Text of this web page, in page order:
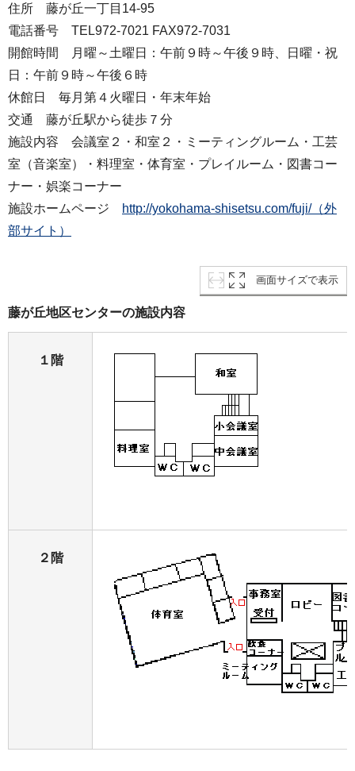
住所 藤が丘一丁目14-95
電話番号 TEL972-7021 FAX972-7031
開館時間 月曜～土曜日：午前９時～午後９時、日曜・祝
日：午前９時～午後６時
休館日 毎月第４火曜日・年末年始
交通 藤が丘駅から徒歩７分
施設内容 会議室２・和室２・ミーティングルーム・工芸
室（音楽室）・料理室・体育室・プレイルーム・図書コー
ナー・娯楽コーナー
施設ホームページ
http://yokohama-shisetsu.com/fuji/（外
部サイト）
画面サイズで表示
藤が丘地区センターの施設内容
１階
２階